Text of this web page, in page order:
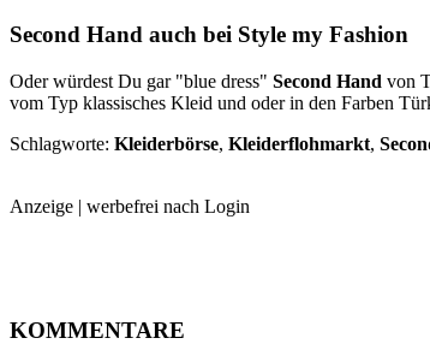
Second Hand auch bei Style my Fashion
Oder würdest Du gar "blue dress" Second Hand von
vom Typ klassisches Kleid und oder in den Farben
Schlagworte: Kleiderbörse, Kleiderflohmarkt,
Anzeige | werbefrei nach Login
KOMMENTARE